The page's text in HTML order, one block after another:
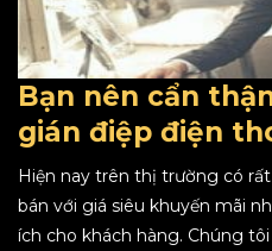
Bạn nên cẩn
gián điệp điện
Hiện nay trên thị trường có
bán với giá siêu khuyến mãi
ích cho khách hàng. Chúng